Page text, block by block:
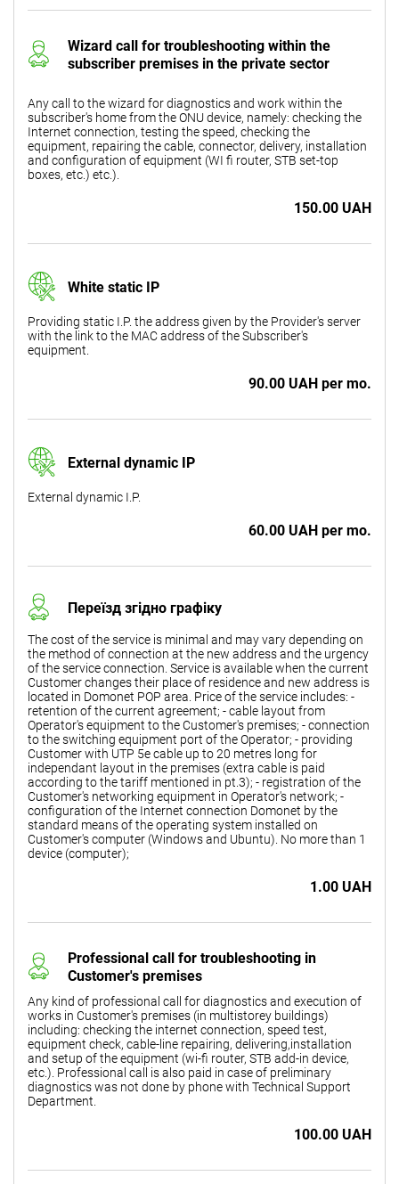
Wizard call for troubleshooting within the
subscriber premises in the private sector
Any call to the wizard for diagnostics and work within the
subscriber's home from the ONU device, namely: checking the
Internet connection, testing the speed, checking the
equipment, repairing the cable, connector, delivery, installation
and configuration of equipment (WI fi router, STB set-top
boxes, etc.) etc.).
150.00 UAH
White static IP
Providing static I.P. the address given by the Provider's server
with the link to the MAC address of the Subscriber's
equipment.
90.00 UAH per mo.
External dynamic IP
External dynamic I.P.
60.00 UAH per mo.
Переїзд згідно графіку
The cost of the service is minimal and may vary depending on
the method of connection at the new address and the urgency
of the service connection. Service is available when the current
Customer changes their place of residence and new address is
located in Domonet POP area. Price of the service includes: -
retention of the current agreement; - cable layout from
Operator's equipment to the Customer's premises; - connection
to the switching equipment port of the Operator; - providing
Customer with UTP 5e cable up to 20 metres long for
independant layout in the premises (extra cable is paid
according to the tariff mentioned in pt.3); - registration of the
Customer's networking equipment in Operator's network; -
configuration of the Internet connection Domonet by the
standard means of the operating system installed on
Customer's computer (Windows and Ubuntu). No more than 1
device (computer);
1.00 UAH
Professional call for troubleshooting in
Customer's premises
Any kind of professional call for diagnostics and execution of
works in Customer's premises (in multistorey buildings)
including: checking the internet connection, speed test,
equipment check, cable-line repairing, delivering,installation
and setup of the equipment (wi-fi router, STB add-in device,
etc.). Professional call is also paid in case of preliminary
diagnostics was not done by phone with Technical Support
Department.
100.00 UAH